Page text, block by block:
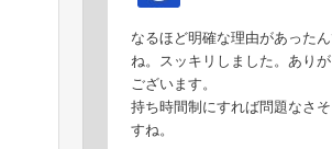
なるほど明確な理由があった
ね。スッキリしました。ありが
ございます。
持ち時間制にすれば問題なさ
すね。